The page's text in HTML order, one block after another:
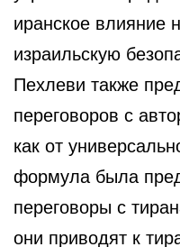
иранское влияние
израильскую
Пехлеви также
переговоров с
как от
формула была
переговоры с
они приводят к